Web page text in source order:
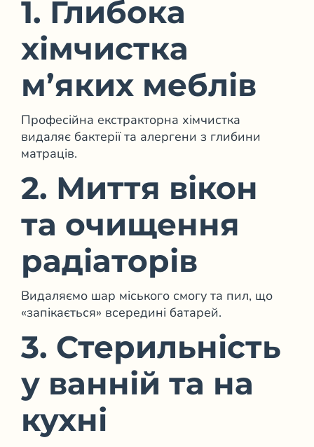
1. Глибока
хімчистка
м’яких меблів
Професійна екстракторна хімчистка
видаляє бактерії та алергени з глибини
матраців.
2. Миття вікон
та очищення
радіаторів
Видаляємо шар міського смогу та пил, що
«запікається» всередині батарей.
3. Стерильність
у ванній та на
кухні